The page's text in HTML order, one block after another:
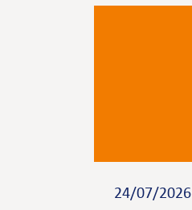
24/07/2026